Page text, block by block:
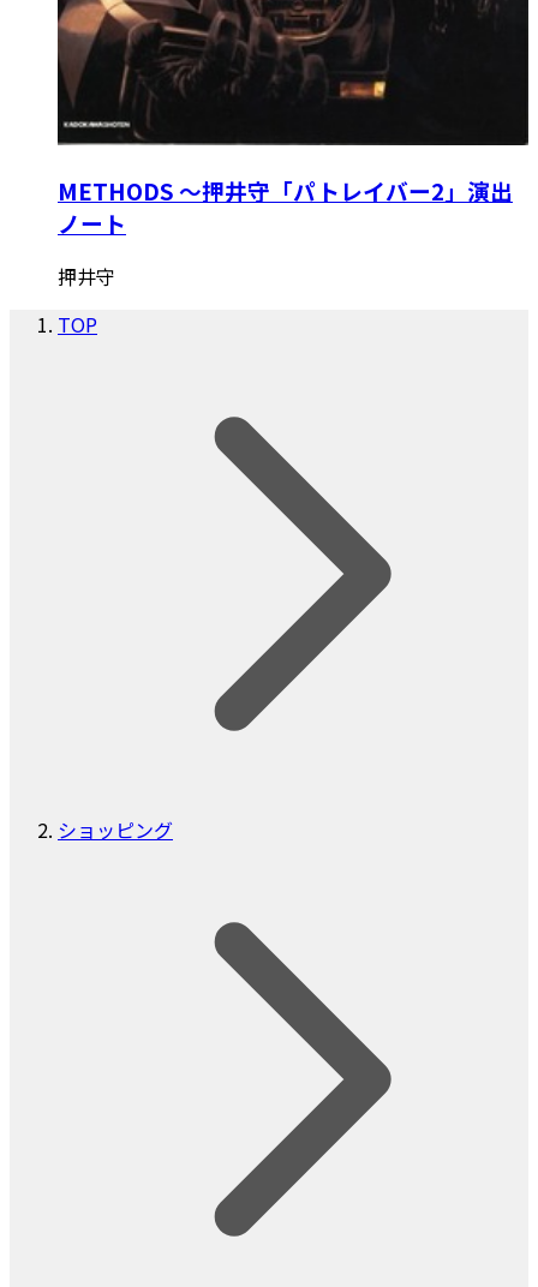
METHODS ～押井守「パトレイバー2」演出
ノート
押井守
TOP
ショッピング